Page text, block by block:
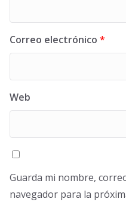
Correo electrónico *
Web
Guarda mi nombre,
navegador para la